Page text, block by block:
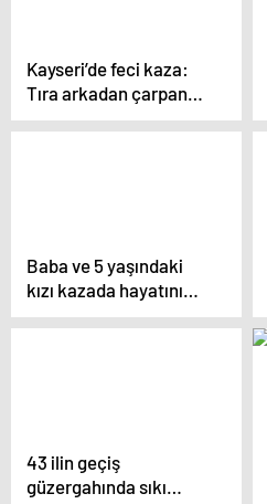
Kayseri’de feci kaza:
Tıra arkadan çarpan
otomobildeki 1 kişi
Baba ve 5 yaşındaki
kızı kazada hayatını
kaybetti
43 ilin geçiş
güzergahında sıkı